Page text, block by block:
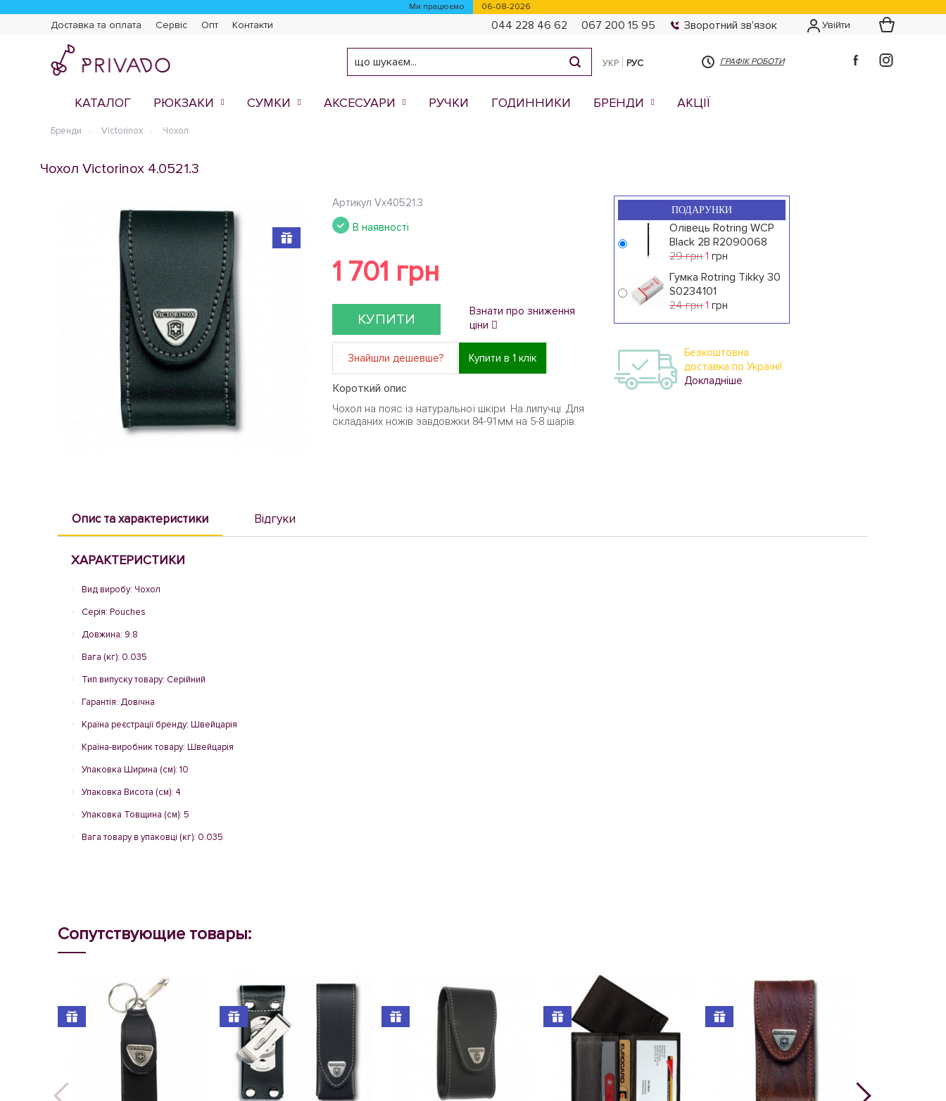
Ми працюємо 06-08-2026
Доставка та оплата Сервіс Опт Контакти 044 228 46 62 067 200 15 95 Зворотний зв'язок Увійти
УКР РУС ГРАФІК РОБОТИ
КАТАЛОГ РЮКЗАКИ СУМКИ АКСЕСУАРИ РУЧКИ ГОДИННИКИ БРЕНДИ АКЦІЇ
Бренди Victorinox Чохол
Чохол Victorinox 4.0521.3
Артикул Vx40521.3
В наявності
1 701 грн
КУПИТИ
Взнати про зниження
ціни
Знайшли дешевше? Купити в 1 клік
Короткий опис
Чохол на пояс із натуральної шкіри. На липучці. Для
складаних ножів завдовжки 84-91мм на 5-8 шарів.
ПОДАРУНКИ
Олівець Rotring WCP
Black 2B R2090068
29 грн 1 грн
Гумка Rotring Tikky 30
S0234101
24 грн 1 грн
Безкоштовна
доставка по Україні!
Докладніше
Опис та характеристики Відгуки
ХАРАКТЕРИСТИКИ
Вид виробу: Чохол
Серія: Pouches
Довжина: 9.8
Вага (кг): 0.035
Тип випуску товару: Серійний
Гарантія: Довічна
Країна реєстрації бренду: Швейцарія
Країна-виробник товару: Швейцарія
Упаковка Ширина (см): 10
Упаковка Висота (см): 4
Упаковка Товщина (см): 5
Вага товару в упаковці (кг): 0.035
Сопутствующие товары: